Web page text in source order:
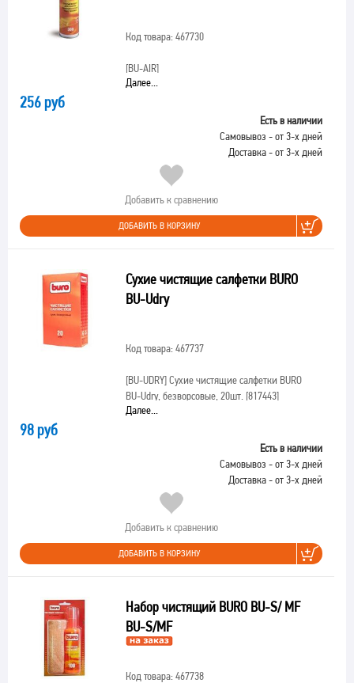
Код товара: 467730
[BU-AIR]
Далее...
256 руб
Есть в наличии
Самовывоз - от 3-х дней
Доставка - от 3-х дней
Добавить к сравнению
ДОБАВИТЬ В КОРЗИНУ
Сухие чистящие салфетки BURO
BU-Udry
Код товара: 467737
[BU-UDRY]Сухие чистящие салфетки BURO
BU-Udry, безворсовые, 20шт. [817443]
Далее...
98 руб
Есть в наличии
Самовывоз - от 3-х дней
Доставка - от 3-х дней
Добавить к сравнению
ДОБАВИТЬ В КОРЗИНУ
Набор чистящий BURO BU-S/ MF
BU-S/MF
Код товара: 467738